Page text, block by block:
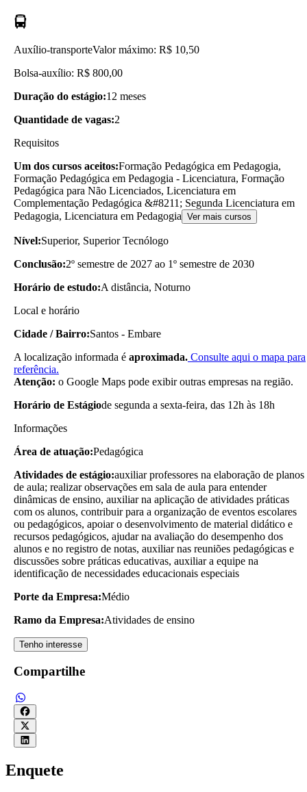
Auxílio-transporteValor máximo: R$ 10,50
Bolsa-auxílio: R$ 800,00
Duração do estágio:12 meses
Quantidade de vagas:2
Requisitos
Um dos cursos aceitos:Formação Pedagógica em Pedagogia,
Formação Pedagógica em Pedagogia - Licenciatura, Formação
Pedagógica para Não Licenciados, Licenciatura em
Complementação Pedagógica &#8211; Segunda Licenciatura em
Pedagogia, Licenciatura em Pedagogia Ver mais cursos
Nível:Superior, Superior Tecnólogo
Conclusão:2º semestre de 2027 ao 1º semestre de 2030
Horário de estudo:A distância, Noturno
Local e horário
Cidade / Bairro:Santos - Embare
A localização informada é aproximada. Consulte aqui o mapa para
referência.
Atenção: o Google Maps pode exibir outras empresas na região.
Horário de Estágiode segunda a sexta-feira, das 12h às 18h
Informações
Área de atuação:Pedagógica
Atividades de estágio:auxiliar professores na elaboração de planos
de aula; realizar observações em sala de aula para entender
dinâmicas de ensino, auxiliar na aplicação de atividades práticas
com os alunos, contribuir para a organização de eventos escolares
ou pedagógicos, apoiar o desenvolvimento de material didático e
recursos pedagógicos, ajudar na avaliação do desempenho dos
alunos e no registro de notas, auxiliar nas reuniões pedagógicas e
discussões sobre práticas educativas, auxiliar a equipe na
identificação de necessidades educacionais especiais
Porte da Empresa:Médio
Ramo da Empresa:Atividades de ensino
Tenho interesse
Compartilhe
Enquete